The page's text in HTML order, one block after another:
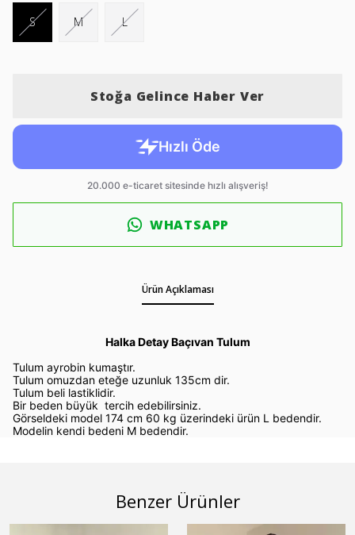
S M L
Stoğa Gelince Haber Ver
WHATSAPP
Ürün Açıklaması
Halka Detay Baçıvan Tulum
Tulum ayrobin kumaştır.
Tulum omuzdan eteğe uzunluk 135cm dir.
Tulum beli lastiklidir.
Bir beden büyük tercih edebilirsiniz.
Görseldeki model 174 cm 60 kg üzerindeki ürün L bedendir.
Modelin kendi bedeni M bedendir.
Benzer Ürünler